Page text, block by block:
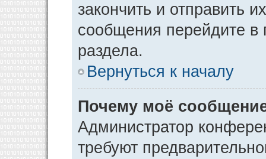
закончить и отправить
сообщения перейдите в
раздела.
Вернуться к началу
Почему моё
Администратор
требуют